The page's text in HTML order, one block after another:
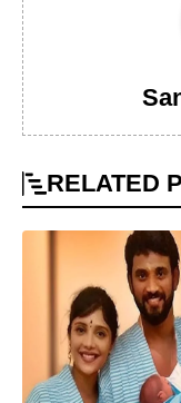
RELATED